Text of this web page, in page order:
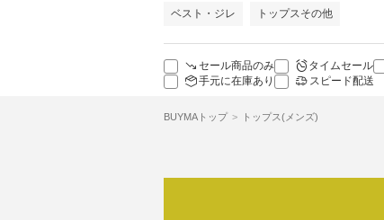
ベスト・ジレ トップスその他
セール商品のみ タイムセール
手元に在庫あり
スピード配送
BUYMAトップ トップス(メンズ)